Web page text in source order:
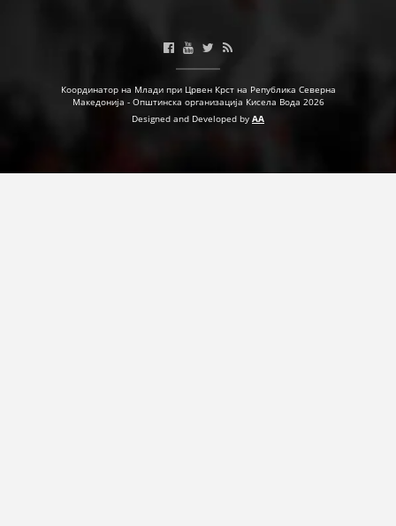
Координатор на Млади при Црвен Крст на Република Северна
Македонија - Општинска организација Кисела Вода 2026
Designed and Developed by AA